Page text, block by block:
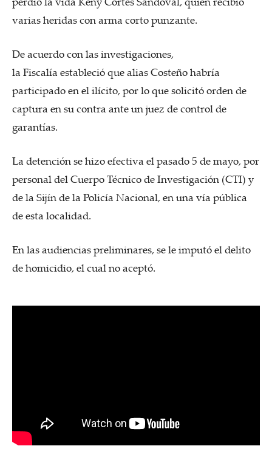
varias heridas con arma corto punzante.
De acuerdo con las investigaciones,
la Fiscalía estableció que alias Costeño habría
participado en el ilícito, por lo que solicitó orden de
captura en su contra ante un juez de control de
garantías.
La detención se hizo efectiva el pasado 5 de mayo, por
personal del Cuerpo Técnico de Investigación (CTI) y
de la Sijín de la Policía Nacional, en una vía pública
de esta localidad.
En las audiencias preliminares, se le imputó el delito
de homicidio, el cual no aceptó.